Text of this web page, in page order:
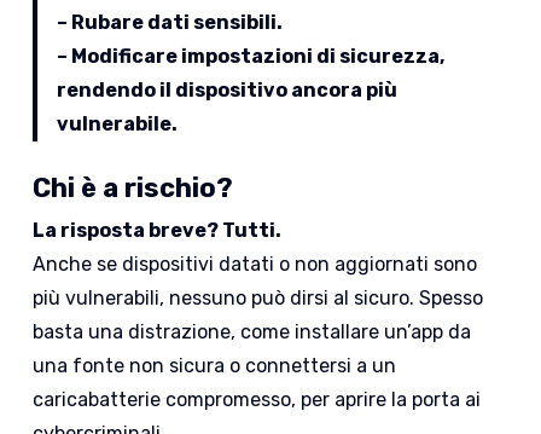
– Rubare dati sensibili.
– Modificare impostazioni di sicurezza,
rendendo il dispositivo ancora più
vulnerabile.
Chi è a rischio?
La risposta breve? Tutti.
Anche se dispositivi datati o non aggiornati sono
più vulnerabili, nessuno può dirsi al sicuro. Spesso
basta una distrazione, come installare un’app da
una fonte non sicura o connettersi a un
caricabatterie compromesso, per aprire la porta ai